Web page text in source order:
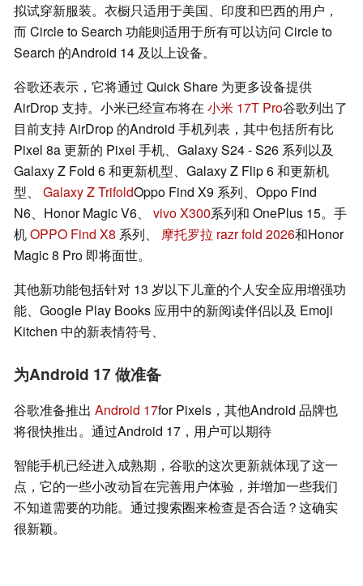
拟试穿新服装。衣橱只适用于美国、印度和巴西的用户，
而 Circle to Search 功能则适用于所有可以访问 Circle to
Search 的Android 14 及以上设备。
谷歌还表示，它将通过 Quick Share 为更多设备提供
AirDrop 支持。小米已经宣布将在 小米 17T Pro谷歌列出了
目前支持 AirDrop 的Android 手机列表，其中包括所有比
Pixel 8a 更新的 Pixel 手机、Galaxy S24 - S26 系列以及
Galaxy Z Fold 6 和更新机型、Galaxy Z Flip 6 和更新机
型、 Galaxy Z TrifoldOppo Find X9 系列、Oppo Find
N6、Honor Magic V6、 vivo X300系列和 OnePlus 15。手
机OPPO Find X8 系列、 摩托罗拉 razr fold 2026和Honor
Magic 8 Pro 即将面世。
其他新功能包括针对 13 岁以下儿童的个人安全应用增强功
能、Google Play Books 应用中的新阅读伴侣以及 Emoji
Kitchen 中的新表情符号、
为Android 17 做准备
谷歌准备推出 Android 17for Pixels，其他Android 品牌也
将很快推出。通过Android 17，用户可以期待
智能手机已经进入成熟期，谷歌的这次更新就体现了这一
点，它的一些小改动旨在完善用户体验，并增加一些我们
不知道需要的功能。通过搜索圈来检查是否合适？这确实
很新颖。